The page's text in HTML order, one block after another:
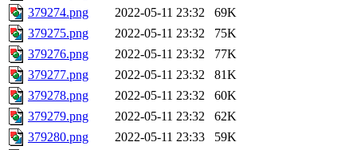
379274.png
2022-05-11 23:32
69K
379275.png
2022-05-11 23:32
75K
379276.png
2022-05-11 23:32
77K
379277.png
2022-05-11 23:32
81K
379278.png
2022-05-11 23:32
60K
379279.png
2022-05-11 23:32
62K
379280.png
2022-05-11 23:33
59K